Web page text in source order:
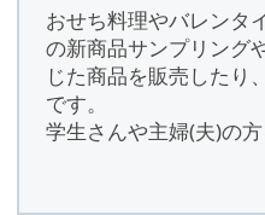
おせち料理やバレンタ
の新商品サンプリング
じた商品を販売したり
です。
学生さんや主婦(夫)の